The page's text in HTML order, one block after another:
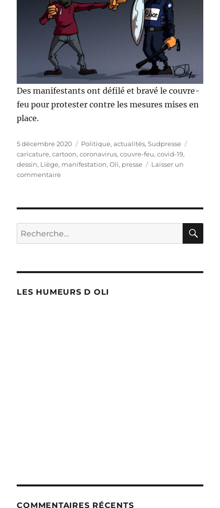
Des manifestants ont défilé et bravé le couvre-
feu pour protester contre les mesures mises en
place.
Publié
le
5 décembre 2020 Catégories
Politique, actualités,Sudpresse
caricature,cartoon,coronavirus,couvre-feu,covid-19,
dessin, Liège, manifestation,Oli, presse
Laisser un
commentairesur
Recherche
pour :
LES HUMEURS D OLI
COMMENTAIRES RÉCENTS